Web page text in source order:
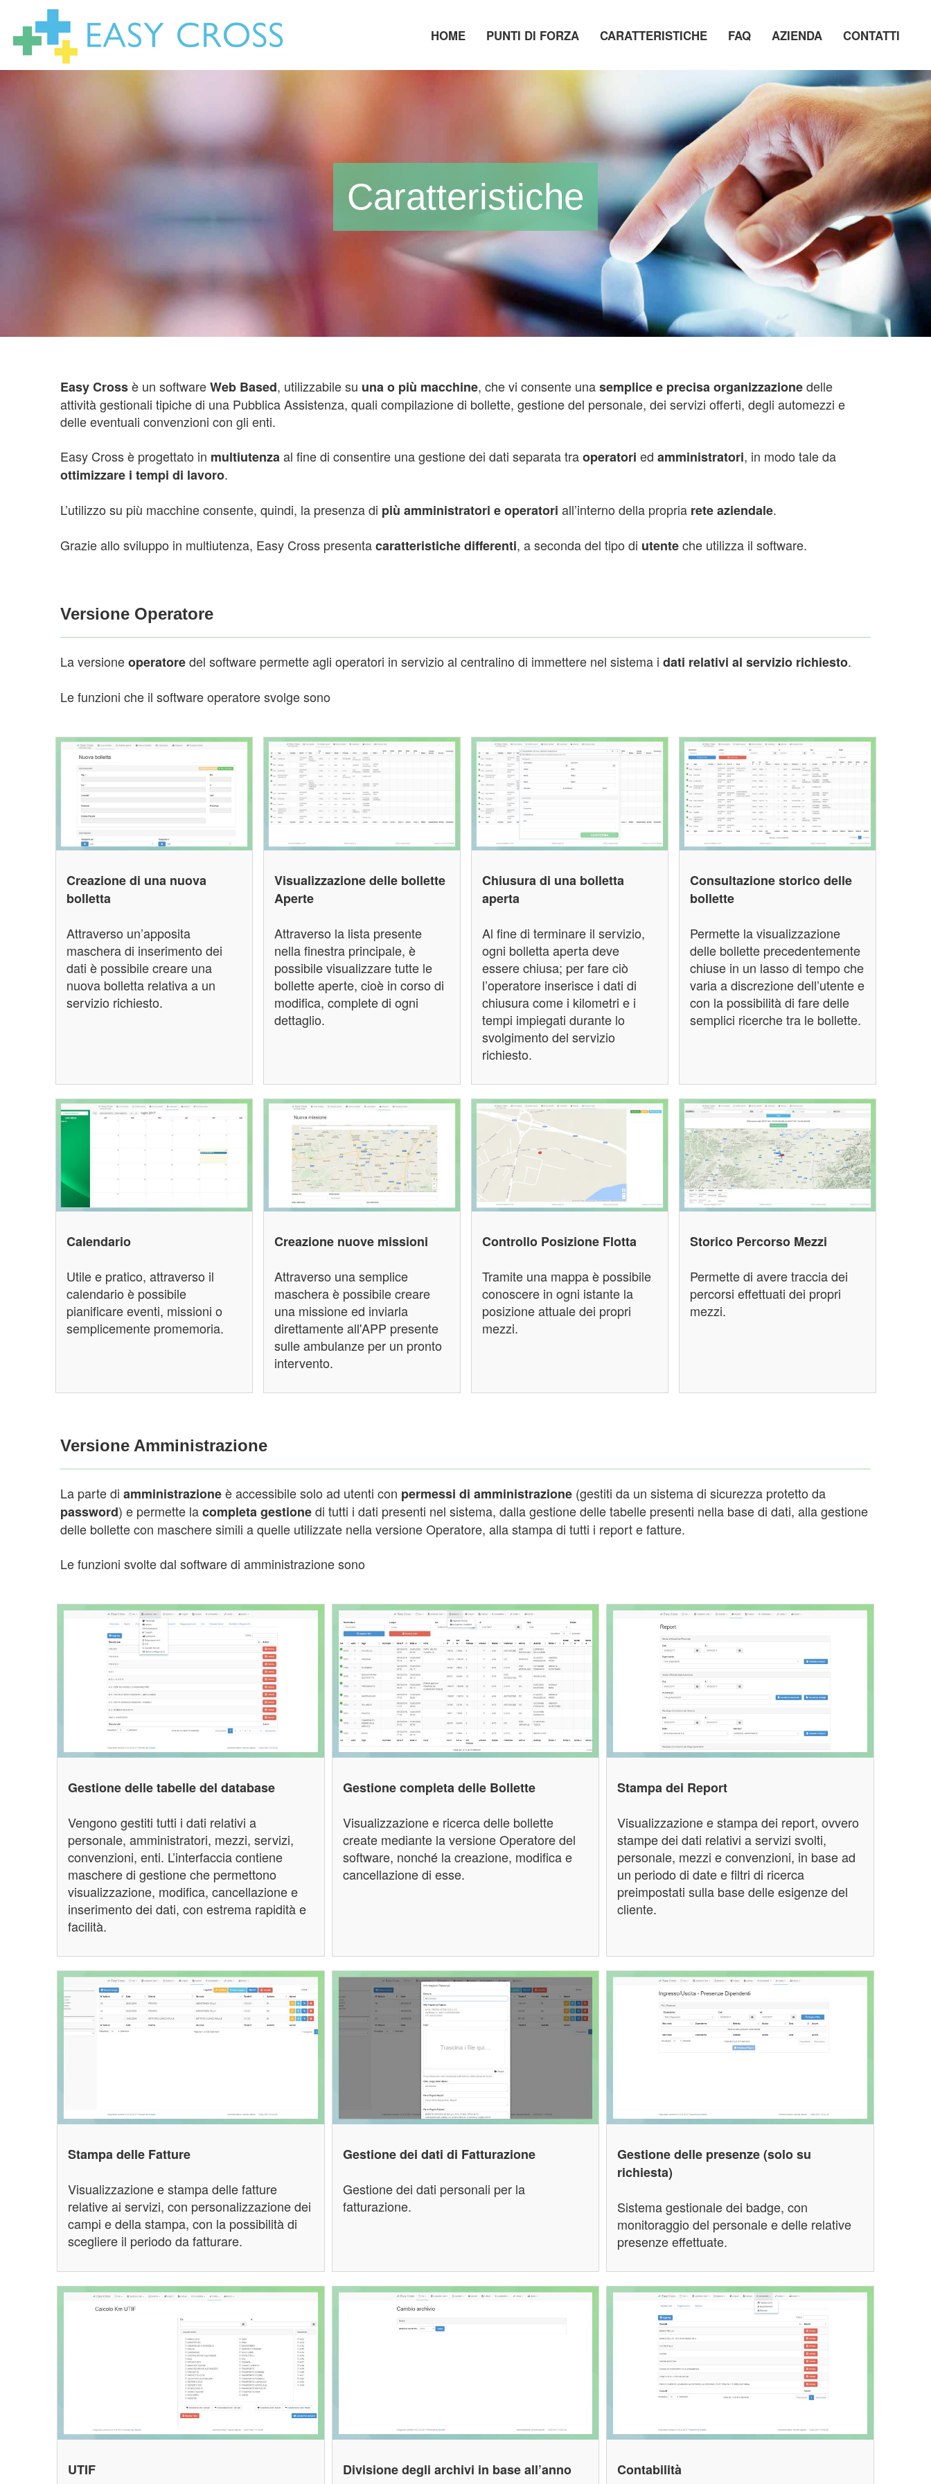
HOME PUNTI DI FORZA CARATTERISTICHE FAQ AZIENDA CONTATTI
Caratteristiche
Easy Crossè un softwareWeb Based, utilizzabile su una o più macchine, che vi consente unasemplice e precisa organizzazionedelle
attività gestionali tipiche di una Pubblica Assistenza, quali compilazione di bollette, gestione del personale, dei servizi offerti, degli automezzi e
delle eventuali convenzioni con gli enti.
Easy Cross è progettato in multiutenzaal fine di consentire una gestione dei dati separata traoperatori ed amministratori, in modo tale da
ottimizzare i tempi di lavoro.
L’utilizzo su più macchine consente, quindi, la presenza di più amministratori e operatori all’interno della propria rete aziendale.
Grazie allo sviluppo in multiutenza, Easy Cross presentacaratteristiche differenti, a seconda del tipo di utenteche utilizza il software.
Versione Operatore
La versioneoperatoredel software permette agli operatori in servizio al centralino di immettere nel sistema i dati relativi al servizio richiesto.
Le funzioni che il software operatore svolge sono
Creazione di una nuova
bolletta
Attraverso un’apposita
maschera di inserimento dei
dati è possibile creare una
nuova bolletta relativa a un
servizio richiesto.
Visualizzazione delle bollette
Aperte
Attraverso la lista presente
nella finestra principale, è
possibile visualizzare tutte le
bollette aperte, cioè in corso di
modifica, complete di ogni
dettaglio.
Chiusura di una bolletta
aperta
Al fine di terminare il servizio,
ogni bolletta aperta deve
essere chiusa; per fare ciò
l’operatore inserisce i dati di
chiusura come i kilometri e i
tempi impiegati durante lo
svolgimento del servizio
richiesto.
Consultazione storico delle
bollette
Permette la visualizzazione
delle bollette precedentemente
chiuse in un lasso di tempo che
varia a discrezione dell’utente e
con la possibilità di fare delle
semplici ricerche tra le bollette.
Calendario
Utile e pratico, attraverso il
calendario è possibile
pianificare eventi, missioni o
semplicemente promemoria.
Creazione nuove missioni
Attraverso una semplice
maschera è possibile creare
una missione ed inviarla
direttamente all'APP presente
sulle ambulanze per un pronto
intervento.
Controllo Posizione Flotta
Tramite una mappa è possibile
conoscere in ogni istante la
posizione attuale dei propri
mezzi.
Storico Percorso Mezzi
Permette di avere traccia dei
percorsi effettuati dei propri
mezzi.
Versione Amministrazione
La parte di amministrazioneè accessibile solo ad utenti con permessi di amministrazione (gestiti da un sistema di sicurezza protetto da
password) e permette lacompleta gestionedi tutti i dati presenti nel sistema, dalla gestione delle tabelle presenti nella base di dati, alla gestione
delle bollette con maschere simili a quelle utilizzate nella versione Operatore, alla stampa di tutti i report e fatture.
Le funzioni svolte dal software di amministrazione sono
Gestione delle tabelle del database
Vengono gestiti tutti i dati relativi a
personale, amministratori, mezzi, servizi,
convenzioni, enti. L’interfaccia contiene
maschere di gestione che permettono
visualizzazione, modifica, cancellazione e
inserimento dei dati, con estrema rapidità e
facilità.
Gestione completa delle Bollette
Visualizzazione e ricerca delle bollette
create mediante la versione Operatore del
software, nonché la creazione, modifica e
cancellazione di esse.
Stampa dei Report
Visualizzazione e stampa dei report, ovvero
stampe dei dati relativi a servizi svolti,
personale, mezzi e convenzioni, in base ad
un periodo di date e filtri di ricerca
preimpostati sulla base delle esigenze del
cliente.
Stampa delle Fatture
Visualizzazione e stampa delle fatture
relative ai servizi, con personalizzazione dei
campi e della stampa, con la possibilità di
scegliere il periodo da fatturare.
Gestione dei dati di Fatturazione
Gestione dei dati personali per la
fatturazione.
Gestione delle presenze (solo su
richiesta)
Sistema gestionale dei badge, con
monitoraggio del personale e delle relative
presenze effettuate.
UTIF Divisione degli archivi in base all’anno Contabilità